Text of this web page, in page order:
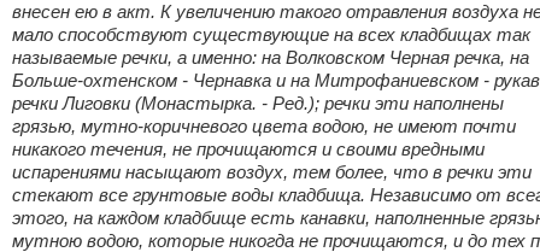
внесен ею в акт. К увеличению такого отравления воздуха
мало способствуют существующие на всех кладбищах так
называемые речки, а именно: на Волковском Черная речка, на
Больше-охтенском - Чернавка и на Митрофаниевском - рукав
речки Лиговки (Монастырка. - Ред.); речки эти наполнены
грязью, мутно-коричневого цвета водою, не имеют почти
никакого течения, не прочищаются и своими вредными
испарениями насыщают воздух, тем более, что в речки эти
стекают все грунтовые воды кладбища. Независимо от
этого, на каждом кладбище есть канавки, наполненные
мутною водою, которые никогда не прочищаются, и до тех